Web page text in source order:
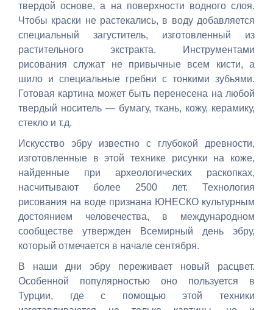
твердой основе, а на поверхности водного слоя.
Чтобы краски не растекались, в воду добавляется
специальный загуститель, изготовленный из
растительного экстракта. Инструментами
рисования служат не привычные всем кисти, а
шило и специальные гребни с тонкими зубьями.
Готовая картина может быть перенесена на любой
твердый носитель — бумагу, ткань, кожу, керамику,
стекло и т.д.
Искусство эбру известно с глубокой древности,
изготовленные в этой технике рисунки на коже,
найденные при археологических раскопках,
насчитывают более 2500 лет. Технология
рисования на воде признана ЮНЕСКО культурным
достоянием человечества, в международном
сообществе утвержден Всемирный день эбру,
который отмечается в начале сентября.
В наши дни эбру переживает новый расцвет.
Особенной популярностью оно пользуется в
Турции, где с помощью этой техники